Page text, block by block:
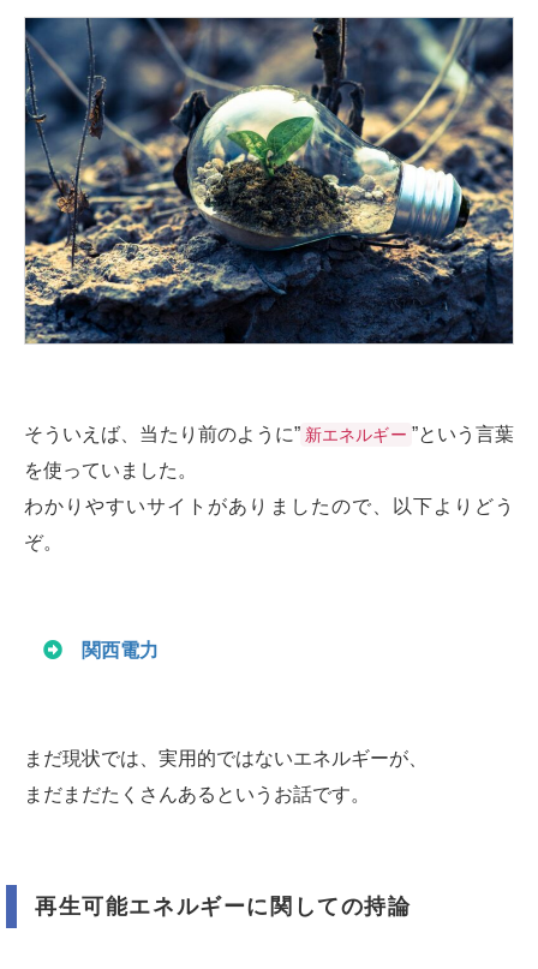
そういえば、当たり前のように” 新エネルギー ”という言葉
を使っていました。
わかりやすいサイトがありましたので、以下よりどう
ぞ。
関西電力
まだ現状では、実用的ではないエネルギーが、
まだまだたくさんあるというお話です。
再生可能エネルギーに関しての持論